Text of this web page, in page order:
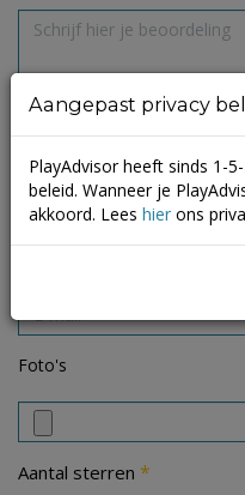
Foto's
Aantal sterren *
Aangepast privacy
PlayAdvisor heeft sinds 1-
beleid. Wanneer je
akkoord. Lees hier ons